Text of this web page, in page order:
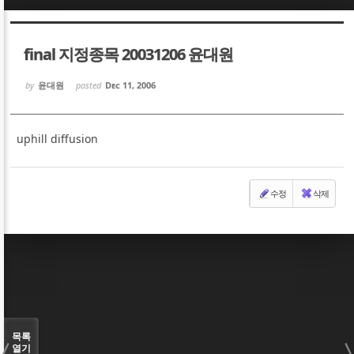
final 지정종목 20031206 윤대원
by 윤대원 posted Dec 11, 2006
uphill diffusion
수정 삭제
목록
열기
Sketchbook5, 스케치북5
Sketchbook5, 스케치북5
Sketchbook5, 스케치북5
Sketchbook5, 스케치북5